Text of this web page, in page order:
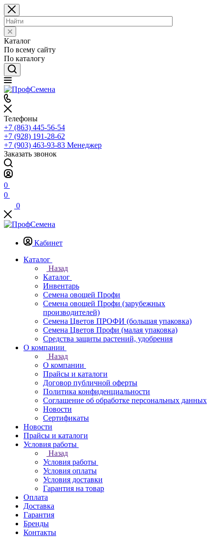
Каталог
По всему сайту
По каталогу
Телефоны
+7 (863) 445-56-54
+7 (928) 191-28-62
+7 (903) 463-93-83 Менеджер
Заказать звонок
0
0
0
Кабинет
Каталог
Назад
Каталог
Инвентарь
Семена овощей Профи
Семена овощей Профи (зарубежных
производителей)
Семена Цветов ПРОФИ (большая упаковка)
Семена Цветов Профи (малая упаковка)
Средства защиты растений, удобрения
О компании
Назад
О компании
Прайсы и каталоги
Договор публичной оферты
Политика конфиденциальности
Соглашение об обработке персональных данных
Новости
Сертификаты
Новости
Прайсы и каталоги
Условия работы
Назад
Условия работы
Условия оплаты
Условия доставки
Гарантия на товар
Оплата
Доставка
Гарантия
Бренды
Контакты